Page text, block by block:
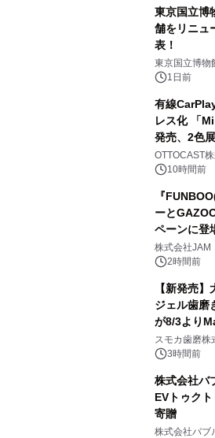
東京国立博
舗をリニ
表！
東京国立博物
1日前
有線
レス化 「
発売、2色
OTTOCAST
10時間前
『
ーと
ペーンに
GR 4車種の
メニューが
株式会社JAM
2時間前
【新発売
ジェル歯磨
が8/3より
始！
スモカ歯磨株
3時間前
株式会社バ
EVトゥク
寄贈
株式会社バブ